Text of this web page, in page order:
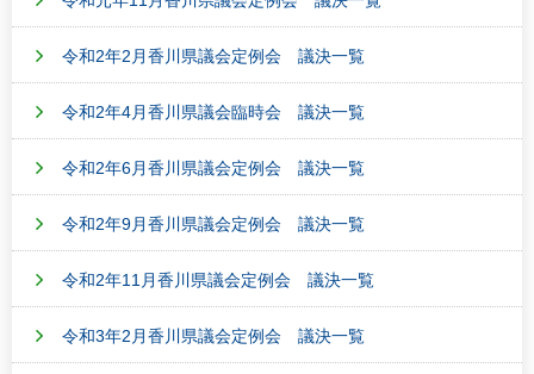
令和2年2月香川県議会定例会 議決一覧
令和2年4月香川県議会臨時会 議決一覧
令和2年6月香川県議会定例会 議決一覧
令和2年9月香川県議会定例会 議決一覧
令和2年11月香川県議会定例会 議決一覧
令和3年2月香川県議会定例会 議決一覧